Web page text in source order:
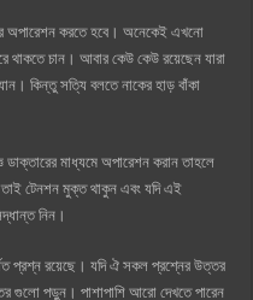
অপারেশন করতে হবে। অনেকেই এখনো
থাকতে চান। আবার কেউ কেউ রয়েছেন যারা
কিন্তু সত্যি বলতে নাকের হাড় বাঁকা
ডাক্তারের মাধ্যমে অপারেশন করান তাহলে
টেনশন মুক্ত থাকুন এবং যদি এই
নিন।
প্রশ্ন রয়েছে। যদি ঐ সকল প্রশ্নের উত্তর
গুলো পড়ুন। পাশাপাশি আরো দেখতে পারেন